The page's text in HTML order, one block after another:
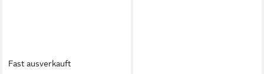
Fast ausverkauft